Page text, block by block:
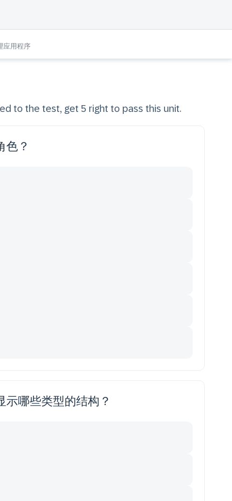
应用程序
to the test, get 5 right to pass this unit.
色？
示哪些类型的结构？